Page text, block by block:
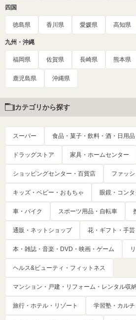
四国
徳島県 香川県 愛媛県 高知県
九州・沖縄
福岡県 佐賀県 長崎県 熊本県
鹿児島県 沖縄県
カテゴリから探す
スーパー 食品・菓子・飲料・酒・日用
ドラッグストア 家具・ホームセンター
ショッピングセンター・百貨店 ファッ
キッズ・ベビー・おもちゃ 眼鏡・コン
車・バイク スポーツ用品・自転車
通販・ネットショップ 花・ギフト・手芸
本・雑誌・音楽・DVD・映画・ゲーム
ヘルス&ビューティ・フィットネス
マンション・戸建・リフォーム・レンタル収
旅行・ホテル・リゾート 学習塾・カル